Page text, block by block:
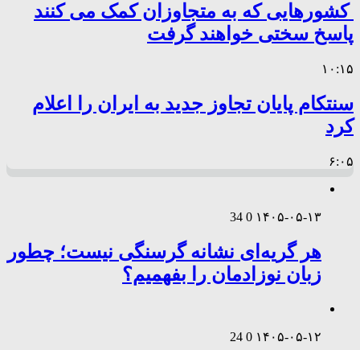
کشورهایی که به متجاوزان کمک می کنند
پاسخ سختی خواهند گرفت
۱۰:۱۵
سنتکام پایان تجاوز جدید به ایران را اعلام
کرد
۶:۰۵
۱۴۰۵-۰۵-۱۳ 0
34
هر گریه‌ای نشانه گرسنگی نیست؛ چطور
زبان نوزادمان را بفهمیم؟
۱۴۰۵-۰۵-۱۲ 0
24